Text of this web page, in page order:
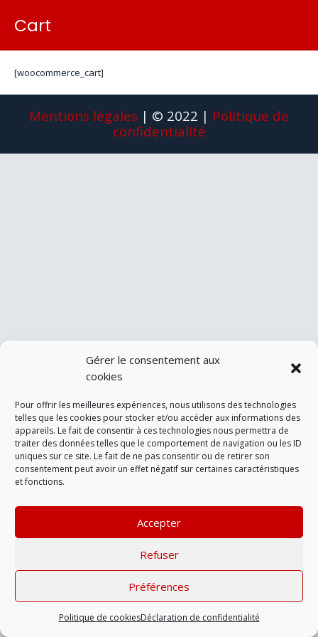
Gérer le consentement aux
cookies
Pour offrir les meilleures expériences, nous utilisons des technologies
telles que les cookies pour stocker et/ou accéder aux informations des
appareils. Le fait de consentir à ces technologies nous permettra de
traiter des données telles que le comportement de navigation ou les ID
uniques sur ce site. Le fait de ne pas consentir ou de retirer son
consentement peut avoir un effet négatif sur certaines caractéristiques
et fonctions.
Accepter
Refuser
Préférences
Politique de cookiesDéclaration de confidentialité
Cart
[woocommerce_cart]
Mentions légales | © 2022 | Politique de
confidentialité